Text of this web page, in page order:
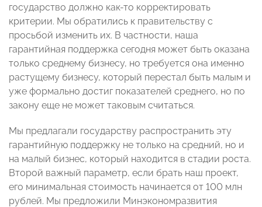
государство должно как-то корректировать
критерии. Мы обратились к правительству с
просьбой изменить их. В частности, наша
гарантийная поддержка сегодня может быть оказана
только среднему бизнесу, но требуется она именно
растущему бизнесу, который перестал быть малым и
уже формально достиг показателей среднего, но по
закону еще не может таковым считаться.
Мы предлагали государству распространить эту
гарантийную поддержку не только на средний, но и
на малый бизнес, который находится в стадии роста.
Второй важный параметр, если брать наш проект,
его минимальная стоимость начинается от 100 млн
рублей. Мы предложили Минэкономразвития